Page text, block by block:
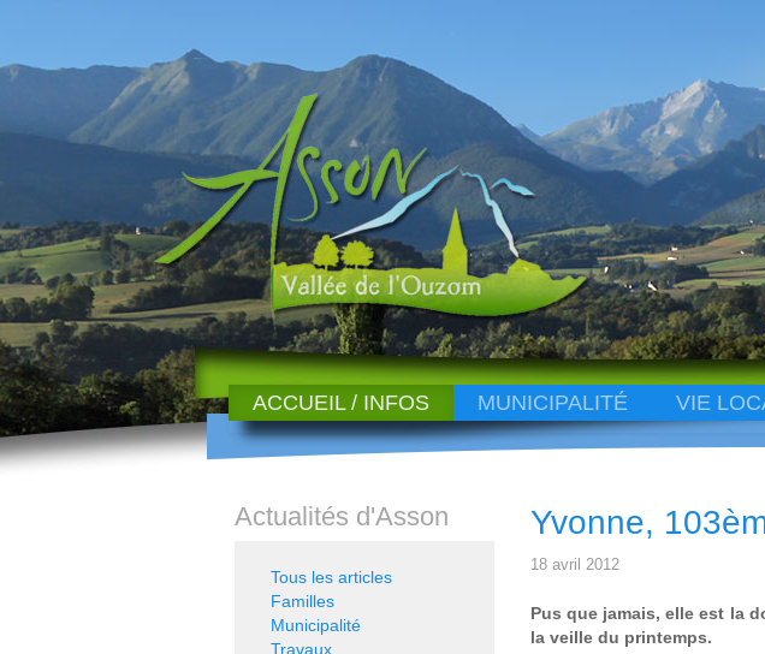
ACCUEIL / INFOS MUNICIPALITÉ VIE
Yvonne,
18 avril 2012
Pus que jamais, elle est la
la veille du printemps.
Actualités d'Asson
Tous les articles
Familles
Municipalité
Travaux